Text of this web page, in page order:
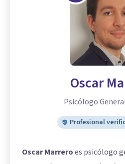
Oscar
Psicólogo
Profesional
Oscar Marreroes psicólogo